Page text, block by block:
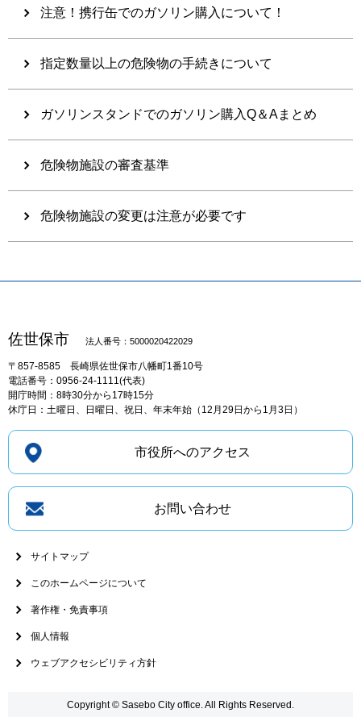
注意！携行缶でのガソリン購入について！
指定数量以上の危険物の手続きについて
ガソリンスタンドでのガソリン購入Q＆Aまとめ
危険物施設の審査基準
危険物施設の変更は注意が必要です
佐世保市 法人番号：5000020422029
〒857-8585 長崎県佐世保市八幡町1番10号
電話番号：0956-24-1111(代表)
開庁時間：8時30分から17時15分
休庁日：土曜日、日曜日、祝日、年末年始（12月29日から1月3日）
市役所へのアクセス
お問い合わせ
サイトマップ
このホームページについて
著作権・免責事項
個人情報
ウェブアクセシビリティ方針
Copyright © Sasebo City office. All Rights Reserved.